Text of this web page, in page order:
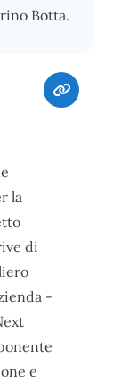
Botta.
la
di
-
e